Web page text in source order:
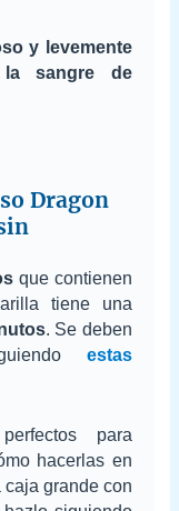
y levemente
la sangre de
Dragon
que contienen
tiene una
. Se deben
estas
para
hacerlas en
grande con